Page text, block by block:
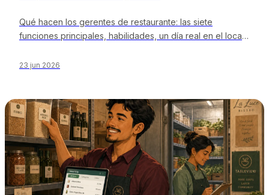
Qué hacen los gerentes de restaurante: las siete
funciones principales, habilidades, un día real en el local,
del puesto y herramientas para operar un sitio.
23 jun 2026